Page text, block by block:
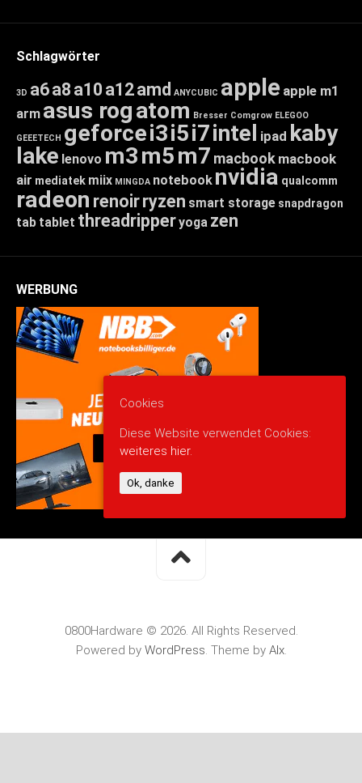
Schlagwörter
3D a6a8 a10 a12amd ANYCUBIC apple apple m1
arm asus rogatom Bresser Comgrow ELEGOO
GEEETECH geforcei3i5i7intel ipad kaby
lake lenovo m3m5m7 macbook macbook
air mediatek miix MINGDA notebook nvidia qualcomm
radeon renoirryzen smart storage snapdragon
tab tablet threadripperyoga zen
WERBUNG
0800Hardware © 2026. All Rights Reserved.
Powered by WordPress. Theme by Alx.
Cookies
Diese Website verwendet Cookies:
weiteres hier.
Ok, danke